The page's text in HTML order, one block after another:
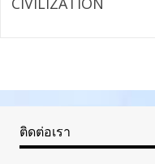
ติดต่อเรา